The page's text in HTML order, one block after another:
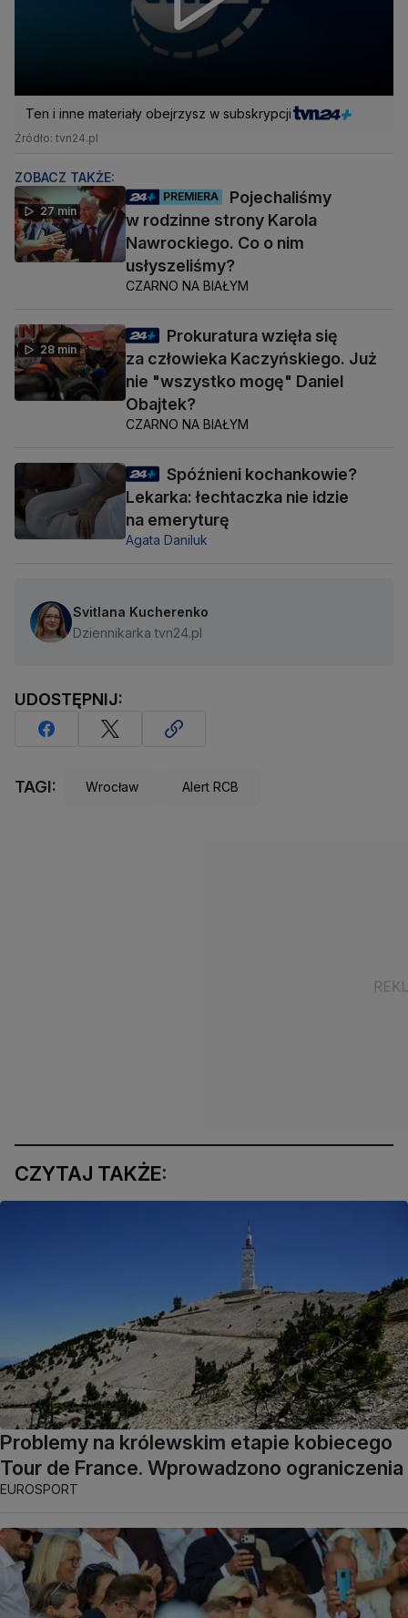
Ten i inne materiały obejrzysz w subskrypcji
Źródło: tvn24.pl
ZOBACZ TAKŻE:
27 min
PREMIERA
Pojechaliśmy
w rodzinne strony Karola
Nawrockiego. Co o nim
usłyszeliśmy?
CZARNO NA BIAŁYM
28 min
Prokuratura wzięła się
za człowieka Kaczyńskiego. Już
nie "wszystko mogę" Daniel
Obajtek?
CZARNO NA BIAŁYM
Spóźnieni kochankowie?
Lekarka: łechtaczka nie idzie
na emeryturę
Agata Daniluk
Svitlana Kucherenko
Dziennikarka tvn24.pl
UDOSTĘPNIJ:
TAGI: Wrocław Alert RCB
CZYTAJ TAKŻE:
Problemy na królewskim etapie kobiecego
Tour de France. Wprowadzono ograniczenia
EUROSPORT